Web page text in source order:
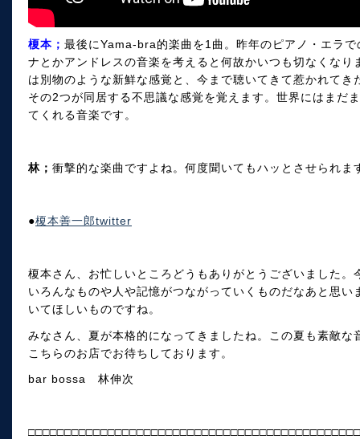
榎本； 最後にYama-bra的楽曲を1曲。昨年のピアノ・エラ
ナとかアンドレスの音楽を考えると何故かいつも切なくな
は別物のような新鮮な感覚と、今まで聴いてきて惹かれて
その2つが同居する不思議な感覚を覚えます。世界にはまだ
てくれる音楽です。
林； 衝撃的な楽曲ですよね。何度聞いてもハッとさせられま
●榎本善一郎twitter
榎本さん、お忙しいところどうもありがとうございました
いろんなものや人や記憶がつながっていくものだなあと思
いてほしいものですね。
みなさん、夏が本格的になってきましたね。この夏も素敵
こちらのお店でお待ちしております。
bar bossa 林伸次